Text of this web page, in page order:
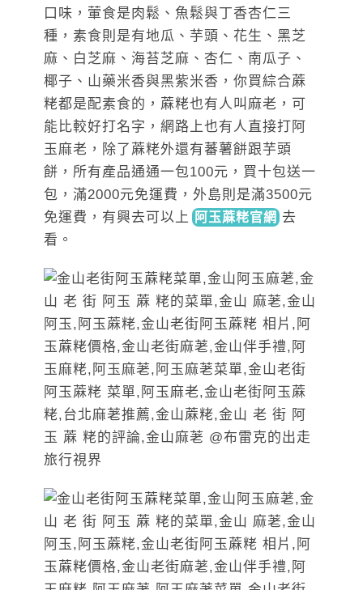
口味，葷食是肉鬆、魚鬆與丁香杏仁三
種，素食則是有地瓜、芋頭、花生、黑芝
麻、白芝麻、海苔芝麻、杏仁、南瓜子、
椰子、山藥米香與黑紫米香，你買綜合蔴
粩都是配素食的，蔴粩也有人叫麻老，可
能比較好打名字，網路上也有人直接打阿
玉麻老，除了蔴粩外還有蕃薯餅跟芋頭
餅，所有產品通通一包100元，買十包送一
包，滿2000元免運費，外島則是滿3500元
免運費，有興去可以上 阿玉蔴粩官網 去
看。